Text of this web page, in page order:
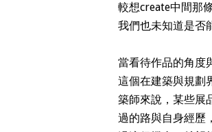
較想create中間那
我們也未知道是否
當看待作品的角度
這個在建築與規劃
築師來說，某些展
過的路與自身經歷